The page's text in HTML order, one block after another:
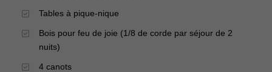
Tables à pique-nique
Bois pour feu de joie (1/8 de corde par séjour de 2
nuits)
4 canots